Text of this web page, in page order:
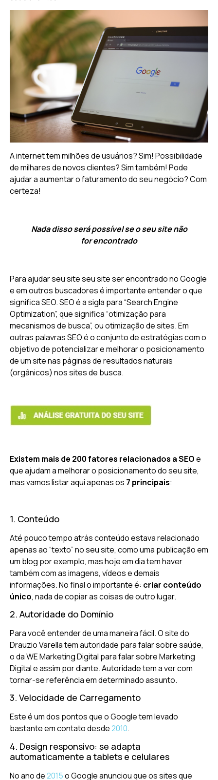
A internet tem milhões de usuários? Sim! Possibilidade
de milhares de novos clientes? Sim também! Pode
ajudar a aumentar o faturamento do seu negócio? Com
certeza!
Nada disso será possível se o seu site não
for encontrado
Para ajudar seu site seu site ser encontrado no Google
e em outros buscadores é importante entender o que
significa SEO. SEO é a sigla para “Search Engine
Optimization”, que significa “otimização para
mecanismos de busca”, ou otimização de sites. Em
outras palavras SEO é o conjunto de estratégias com o
objetivo de potencializar e melhorar o posicionamento
de um site nas páginas de resultados naturais
(orgânicos) nos sites de busca.
Existem mais de 200 fatores relacionados a SEOe
que ajudam a melhorar o posicionamento do seu site,
mas vamos listar aqui apenas os 7 principais:
1. Conteúdo
Até pouco tempo atrás conteúdo estava relacionado
apenas ao “texto” no seu site, como uma publicação em
um blog por exemplo, mas hoje em dia tem haver
também com as imagens, vídeos e demais
informações. No final o importante é: criar conteúdo
único, nada de copiar as coisas de outro lugar.
2. Autoridade do Domínio
Para você entender de uma maneira fácil. O site do
Drauzio Varella tem autoridade para falar sobre saúde,
o da WE Marketing Digital para falar sobre Marketing
Digital e assim por diante. Autoridade tem a ver com
tornar-se referência em determinado assunto.
3. Velocidade de Carregamento
Este é um dos pontos que o Google tem levado
bastante em contato desde2010.
4. Design responsivo: se adapta
automaticamente a tablets e celulares
No ano de2015o Google anunciou que os sites que